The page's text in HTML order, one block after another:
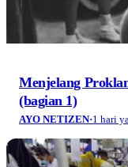
Menjelang
(bagian 1)
AYO NETIZEN·1 hari